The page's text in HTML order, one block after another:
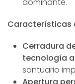
Características
Cerradura
tecnología
santuario
Apertura